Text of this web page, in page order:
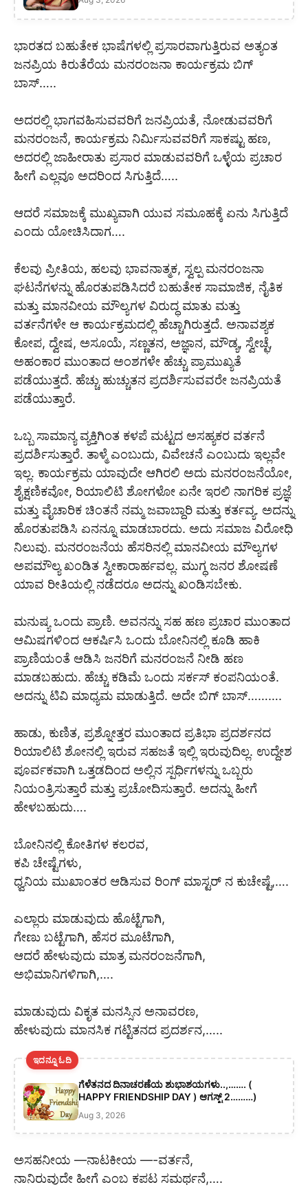
ಭಾರತದ ಬಹುತೇಕ ಭಾಷೆಗಳಲ್ಲಿ ಪ್ರಸಾರವಾಗುತ್ತಿರುವ ಅತ್ಯಂತ
ಜನಪ್ರಿಯ ಕಿರುತೆರೆಯ ಮನರಂಜನಾ ಕಾರ್ಯಕ್ರಮ ಬಿಗ್
ಬಾಸ್…..
ಅದರಲ್ಲಿ ಭಾಗವಹಿಸುವವರಿಗೆ ಜನಪ್ರಿಯತೆ, ನೋಡುವವರಿಗೆ
ಮನರಂಜನೆ, ಕಾರ್ಯಕ್ರಮ ನಿರ್ಮಿಸುವವರಿಗೆ ಸಾಕಷ್ಟು ಹಣ,
ಅದರಲ್ಲಿ ಜಾಹೀರಾತು ಪ್ರಸಾರ ಮಾಡುವವರಿಗೆ ಒಳ್ಳೆಯ ಪ್ರಚಾರ
ಹೀಗೆ ಎಲ್ಲವೂ ಅದರಿಂದ ಸಿಗುತ್ತಿದೆ…..
ಆದರೆ ಸಮಾಜಕ್ಕೆ ಮುಖ್ಯವಾಗಿ ಯುವ ಸಮೂಹಕ್ಕೆ ಏನು ಸಿಗುತ್ತಿದೆ
ಎಂದು ಯೋಚಿಸಿದಾಗ….
ಕೆಲವು ಪ್ರೀತಿಯ, ಹಲವು ಭಾವನಾತ್ಮಕ, ಸ್ವಲ್ಪ ಮನರಂಜನಾ
ಘಟನೆಗಳನ್ನು ಹೊರತುಪಡಿಸಿದರೆ ಬಹುತೇಕ ಸಾಮಾಜಿಕ, ನೈತಿಕ
ಮತ್ತು ಮಾನವೀಯ ಮೌಲ್ಯಗಳ ವಿರುದ್ಧ ಮಾತು ಮತ್ತು
ವರ್ತನೆಗಳೇ ಆ ಕಾರ್ಯಕ್ರಮದಲ್ಲಿ ಹೆಚ್ಚಾಗಿರುತ್ತದೆ. ಅನಾವಶ್ಯಕ
ಕೋಪ, ದ್ವೇಷ, ಅಸೂಯೆ, ಸಣ್ಣತನ, ಅಜ್ಞಾನ, ಮೌಡ್ಯ, ಸ್ವೇಚ್ಛೆ,
ಅಹಂಕಾರ ಮುಂತಾದ ಅಂಶಗಳೇ ಹೆಚ್ಚು ಪ್ರಾಮುಖ್ಯತೆ
ಪಡೆಯುತ್ತದೆ. ಹೆಚ್ಚು ಹುಚ್ಚುತನ ಪ್ರದರ್ಶಿಸುವವರೇ ಜನಪ್ರಿಯತೆ
ಪಡೆಯುತ್ತಾರೆ.
ಒಬ್ಬ ಸಾಮಾನ್ಯ ವ್ಯಕ್ತಿಗಿಂತ ಕಳಪೆ ಮಟ್ಟದ ಅಸಹ್ಯಕರ ವರ್ತನೆ
ಪ್ರದರ್ಶಿಸುತ್ತಾರೆ. ತಾಳ್ಮೆ ಎಂಬುದು, ವಿವೇಚನೆ ಎಂಬುದು ಇಲ್ಲವೇ
ಇಲ್ಲ. ಕಾರ್ಯಕ್ರಮ ಯಾವುದೇ ಆಗಿರಲಿ ಅದು ಮನರಂಜನೆಯೋ,
ಶೈಕ್ಷಣಿಕವೋ, ರಿಯಾಲಿಟಿ ಶೋಗಳೋ ಏನೇ ಇರಲಿ ನಾಗರಿಕ ಪ್ರಜ್ಞೆ
ಮತ್ತು ವೈಚಾರಿಕ ಚಿಂತನೆ ನಮ್ಮ ಜವಾಬ್ದಾರಿ ಮತ್ತು ಕರ್ತವ್ಯ. ಅದನ್ನು
ಹೊರತುಪಡಿಸಿ ಏನನ್ನೂ ಮಾಡಬಾರದು. ಅದು ಸಮಾಜ ವಿರೋಧಿ
ನಿಲುವು. ಮನರಂಜನೆಯ ಹೆಸರಿನಲ್ಲಿ ಮಾನವೀಯ ಮೌಲ್ಯಗಳ
ಅಪಮೌಲ್ಯ ಖಂಡಿತ ಸ್ವೀಕಾರಾರ್ಹವಲ್ಲ. ಮುಗ್ಧ ಜನರ ಶೋಷಣೆ
ಯಾವ ರೀತಿಯಲ್ಲಿ ನಡೆದರೂ ಅದನ್ನು ಖಂಡಿಸಬೇಕು.
ಮನುಷ್ಯ ಒಂದು ಪ್ರಾಣಿ. ಅವನನ್ನು ಸಹ ಹಣ ಪ್ರಚಾರ ಮುಂತಾದ
ಆಮಿಷಗಳಿಂದ ಆಕರ್ಷಿಸಿ ಒಂದು ಬೋನಿನಲ್ಲಿ ಕೂಡಿ ಹಾಕಿ
ಪ್ರಾಣಿಯಂತೆ ಆಡಿಸಿ ಜನರಿಗೆ ಮನರಂಜನೆ ನೀಡಿ ಹಣ
ಮಾಡಬಹುದು. ಹೆಚ್ಚು ಕಡಿಮೆ ಒಂದು ಸರ್ಕಸ್ ಕಂಪನಿಯಂತೆ.
ಅದನ್ನು ಟಿವಿ ಮಾಧ್ಯಮ ಮಾಡುತ್ತಿದೆ. ಅದೇ ಬಿಗ್ ಬಾಸ್……….
ಹಾಡು, ಕುಣಿತ, ಪ್ರಶ್ನೋತ್ತರ ಮುಂತಾದ ಪ್ರತಿಭಾ ಪ್ರದರ್ಶನದ
ರಿಯಾಲಿಟಿ ಶೋನಲ್ಲಿ ಇರುವ ಸಹಜತೆ ಇಲ್ಲಿ ಇರುವುದಿಲ್ಲ. ಉದ್ದೇಶ
ಪೂರ್ವಕವಾಗಿ ಒತ್ತಡದಿಂದ ಅಲ್ಲಿನ ಸ್ಪರ್ಧಿಗಳನ್ನು ಒಬ್ಬರು
ನಿಯಂತ್ರಿಸುತ್ತಾರೆ ಮತ್ತು ಪ್ರಚೋದಿಸುತ್ತಾರೆ. ಅದನ್ನು ಹೀಗೆ
ಹೇಳಬಹುದು….
ಬೋನಿನಲ್ಲಿ ಕೋತಿಗಳ ಕಲರವ,
ಕಪಿ ಚೇಷ್ಟೆಗಳು,
ಧ್ವನಿಯ ಮುಖಾಂತರ ಆಡಿಸುವ ರಿಂಗ್‌ ಮಾಸ್ಟರ್ ನ ಕುಚೇಷ್ಟೆ,….
ಎಲ್ಲಾರು ಮಾಡುವುದು ಹೊಟ್ಟೆಗಾಗಿ,
ಗೇಣು ಬಟ್ಟೆಗಾಗಿ, ಹೆಸರ ಮೂಟೆಗಾಗಿ,
ಆದರೆ ಹೇಳುವುದು ಮಾತ್ರ ಮನರಂಜನೆಗಾಗಿ,
ಅಭಿಮಾನಿಗಳಿಗಾಗಿ,….
ಮಾಡುವುದು ವಿಕೃತ ಮನಸ್ಸಿನ ಅನಾವರಣ,
ಹೇಳುವುದು ಮಾನಸಿಕ ಗಟ್ಟಿತನದ ಪ್ರದರ್ಶನ,…..
ಇದನ್ನೂ ಓದಿ
ಗೆಳೆತನದ ದಿನಾಚರಣೆಯ ಶುಭಾಶಯಗಳು..,……. (
HAPPY FRIENDSHIP DAY ) ಆಗಸ್ಟ್ 2………)
Aug 3, 2026
ಅಸಹನೀಯ —ನಾಟಕೀಯ —-ವರ್ತನೆ,
ನಾನಿರುವುದೇ ಹೀಗೆ ಎಂಬ ಕಪಟ ಸಮರ್ಥನೆ,….